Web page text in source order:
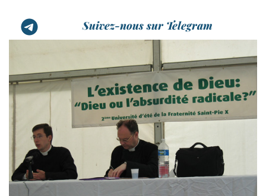
Suivez-nous sur Telegram